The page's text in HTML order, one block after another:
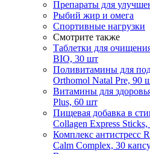
Препараты для
Рыбий жир и омега
Спортивные нагрузки
Смотрите также
Таблетки для
BIO, 30 шт
Поливитамины для
Orthomol Natal Pre, 90
Витамины для
Plus, 60 шт
Пищевая добавка в
Collagen Express Sticks,
Комплекс антистресс
Calm Complex, 30